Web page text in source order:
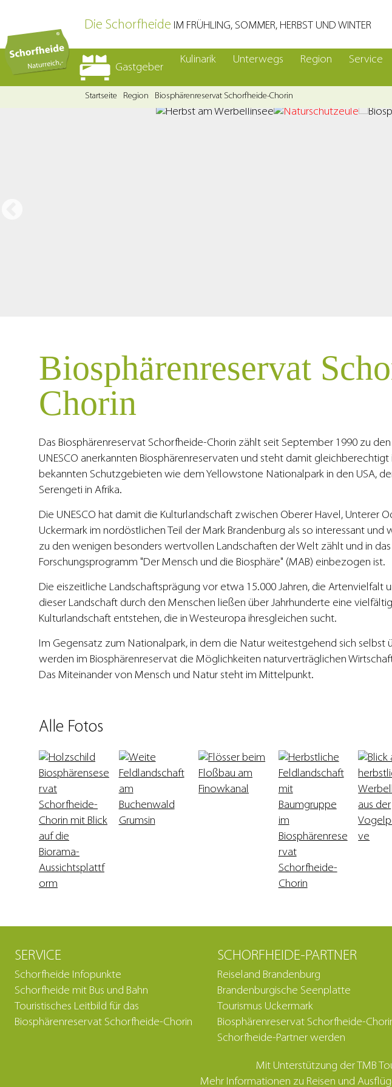
Die Schorfheide IM FRÜHLING, SOMMER, HERBST UND WINTER
Gastgeber
Kulinarik Unterwegs Region Service
Startseite Region Biosphärenreservat Schorfheide-Chorin
Biosphärenreservat
Chorin
Das Biosphärenreservat Schorfheide-Chorin zählt seit September 1990 zu
UNESCO anerkannten Biosphärenreservaten und steht damit gleichberechtigt
bekannten Schutzgebieten wie dem Yellowstone Nationalpark in den USA,
Serengeti in Afrika.
Die UNESCO hat damit die Kulturlandschaft zwischen Oberer Havel, Unterer
Uckermark im nordöstlichen Teil der Mark Brandenburg als so interessant und
zu den wenigen besonders wertvollen Landschaften der Welt zählt und in
Forschungsprogramm "Der Mensch und die Biosphäre" (MAB) einbezogen ist.
Die eiszeitliche Landschaftsprägung vor etwa 15.000 Jahren, die Artenvielfalt
dieser Landschaft durch den Menschen ließen über Jahrhunderte eine
Kulturlandschaft entstehen, die in Westeuropa ihresgleichen sucht.
Im Gegensatz zum Nationalpark, in dem die Natur weitestgehend sich selbst
werden im Biosphärenreservat die Möglichkeiten naturverträglichen
Das Miteinander von Mensch und Natur steht im Mittelpunkt.
Alle Fotos
SERVICE
Schorfheide Infopunkte
Schorfheide mit Bus und Bahn
Touristisches Leitbild für das
Biosphärenreservat Schorfheide-Chorin
SCHORFHEIDE-PARTNER
Reiseland Brandenburg
Brandenburgische Seenplatte
Tourismus Uckermark
Biosphärenreservat Schorfheide-
Schorfheide-Partner werden
Mit Unterstützung der TMB
Mehr Informationen zu Reisen und